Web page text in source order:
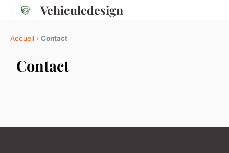
Vehiculedesign
Accueil › Contact
Contact